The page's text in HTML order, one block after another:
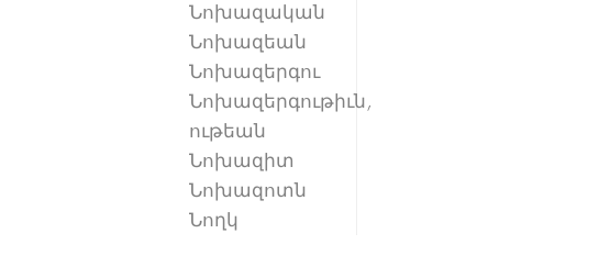
Նոխազական
Նոխազեան
Նոխազերգու
Նոխազերգութիւն,
ութեան
Նոխազիտ
Նոխազոտն
Նողկ